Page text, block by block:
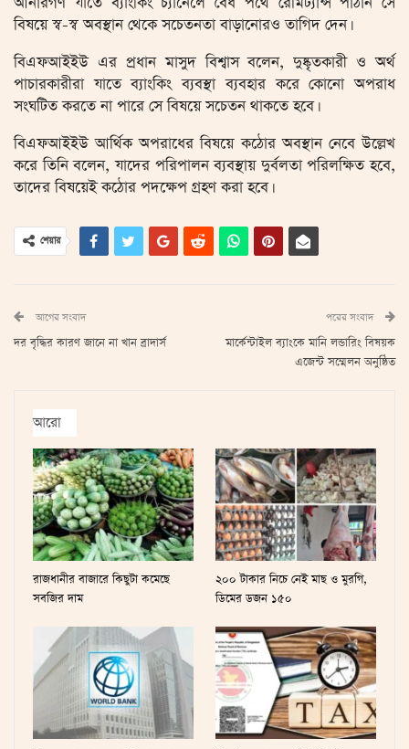
বিষয়ে স্ব-স্ব অবস্থান থেকে সচেতনতা বাড়ানোরও তাগিদ দেন।
বিএফআইইউ এর প্রধান মাসুদ বিশ্বাস বলেন, দুষ্কৃতকারী ও অর্থ
পাচারকারীরা যাতে ব্যাংকিং ব্যবস্থা ব্যবহার করে কোনো অপরাধ
সংঘটিত করতে না পারে সে বিষয়ে সচেতন থাকতে হবে।
বিএফআইইউ আর্থিক অপরাধের বিষয়ে কঠোর অবস্থান নেবে উল্লেখ
করে তিনি বলেন, যাদের পরিপালন ব্যবস্থায় দুর্বলতা পরিলক্ষিত হবে,
তাদের বিষয়েই কঠোর পদক্ষেপ গ্রহণ করা হবে।
শেয়ার
আগের সংবাদ
দর বৃদ্ধির কারণ জানে না খান ব্রাদার্স
পরের সংবাদ
মার্কেন্টাইল ব্যাংকে মানি লন্ডারিং বিষয়ক
এজেন্ট সম্মেলন অনুষ্ঠিত
আরো
রাজধানীর বাজারে কিছুটা কমেছে
সবজির দাম
২০০ টাকার নিচে নেই মাছ ও মুরগি,
ডিমের ডজন ১৫০